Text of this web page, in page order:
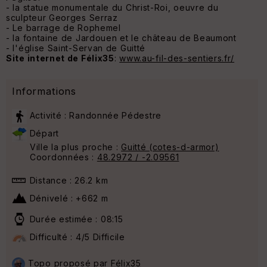
- la statue monumentale du Christ-Roi, oeuvre du
sculpteur Georges Serraz
- Le barrage de Rophemel
- la fontaine de Jardouen et le château de Beaumont
- l'église Saint-Servan de Guitté
Site internet de Félix35:www.au-fil-des-sentiers.fr/
Informations
Activité : Randonnée Pédestre
Départ
Ville la plus proche : Guitté (cotes-d-armor)
Coordonnées : 48.2972 / -2.09561
Distance : 26.2 km
Dénivelé : +662 m
Durée estimée : 08:15
Difficulté : 4/5 Difficile
Topo proposé par Félix35
20